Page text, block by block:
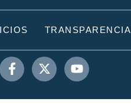
TRANSPARENCIA